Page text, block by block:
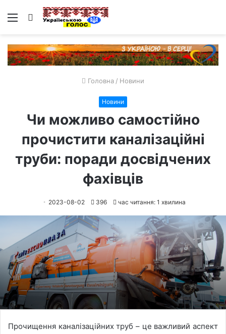
Меню Пошук
Головна / Новини
Новини
Чи можливо самостійно
прочистити каналізаційні
труби: поради досвідчених
фахівців
2023-08-02 396 час читання: 1 хвилина
Прочищення каналізаційних труб – це важливий аспект